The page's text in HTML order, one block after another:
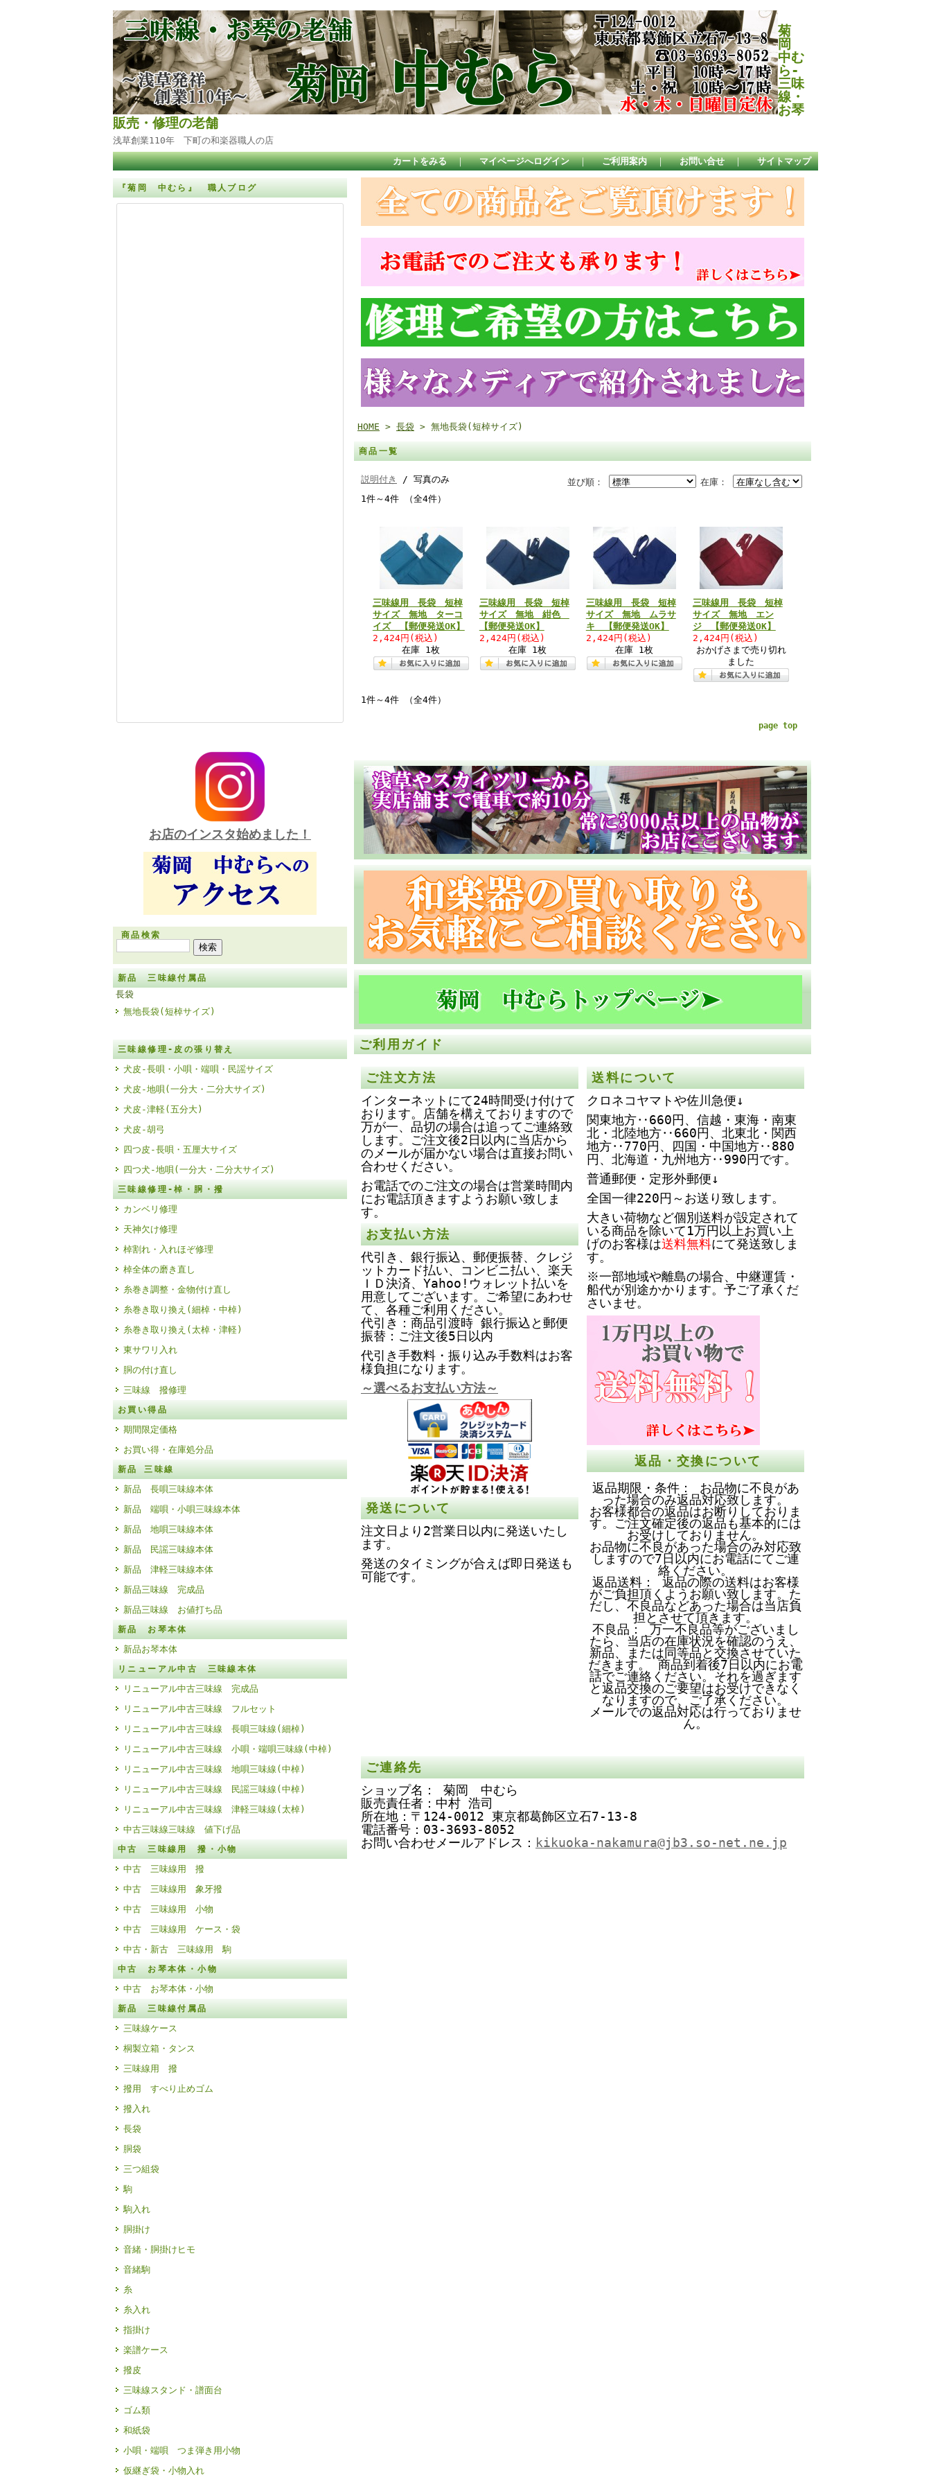
菊
岡
中む
ら-
三味
線・
お琴
販売・修理の老舗
浅草創業110年 下町の和楽器職人の店
カートをみる ｜ マイページへログイン ｜ ご利用案内 ｜ お問い合せ ｜ サイトマップ
『菊岡 中むら』 職人ブログ
お店のインスタ始めました！
商品検索
新品 三味線付属品
長袋
無地長袋(短棹サイズ)
三味線修理-皮の張り替え
犬皮-長唄・小唄・端唄・民謡サイズ
犬皮-地唄(一分大・二分大サイズ)
犬皮-津軽(五分大)
犬皮-胡弓
四つ皮-長唄・五厘大サイズ
四つ犬-地唄(一分大・二分大サイズ)
三味線修理-棹・胴・撥
カンベリ修理
天神欠け修理
棹割れ・入れほぞ修理
棹全体の磨き直し
糸巻き調整・金物付け直し
糸巻き取り換え(細棹・中棹)
糸巻き取り換え(太棹・津軽)
東サワリ入れ
胴の付け直し
三味線 撥修理
お買い得品
期間限定価格
お買い得・在庫処分品
新品 三味線
新品 長唄三味線本体
新品 端唄・小唄三味線本体
新品 地唄三味線本体
新品 民謡三味線本体
新品 津軽三味線本体
新品三味線 完成品
新品三味線 お値打ち品
新品 お琴本体
新品お琴本体
リニューアル中古 三味線本体
リニューアル中古三味線 完成品
リニューアル中古三味線 フルセット
リニューアル中古三味線 長唄三味線(細棹)
リニューアル中古三味線 小唄・端唄三味線(中棹)
リニューアル中古三味線 地唄三味線(中棹)
リニューアル中古三味線 民謡三味線(中棹)
リニューアル中古三味線 津軽三味線(太棹)
中古三味線三味線 値下げ品
中古 三味線用 撥・小物
中古 三味線用 撥
中古 三味線用 象牙撥
中古 三味線用 小物
中古 三味線用 ケース・袋
中古・新古 三味線用 駒
中古 お琴本体・小物
中古 お琴本体・小物
新品 三味線付属品
三味線ケース
桐製立箱・タンス
三味線用 撥
撥用 すべり止めゴム
撥入れ
長袋
胴袋
三つ組袋
駒
駒入れ
胴掛け
音緒・胴掛けヒモ
音緒駒
糸
糸入れ
指掛け
楽譜ケース
撥皮
三味線スタンド・譜面台
ゴム類
和紙袋
小唄・端唄 つま弾き用小物
仮継ぎ袋・小物入れ
HOME > 長袋 > 無地長袋(短棹サイズ)
商品一覧
在庫：
並び順：
説明付き
/ 写真のみ
1件～4件 （全4件）
三味線用 長袋 短棹
サイズ 無地 ターコ
イズ 【郵便発送OK】
2,424円 (税込)
在庫 1枚
三味線用 長袋 短棹
サイズ 無地 紺色
【郵便発送OK】
2,424円 (税込)
在庫 1枚
三味線用 長袋 短棹
サイズ 無地 ムラサ
キ 【郵便発送OK】
2,424円 (税込)
在庫 1枚
三味線用 長袋 短棹
サイズ 無地 エン
ジ 【郵便発送OK】
2,424円 (税込)
おかげさまで売り切れ
ました
1件～4件 （全4件）
page top
ご利用ガイド
ご注文方法
インターネットにて24時間受け付けて
おります。店舗を構えておりますので
万が一、品切の場合は追ってご連絡致
します。ご注文後2日以内に当店から
のメールが届かない場合は直接お問い
合わせください。
お電話でのご注文の場合は営業時間内
にお電話頂きますようお願い致しま
す。
お支払い方法
代引き、銀行振込、郵便振替、クレジ
ットカード払い、コンビニ払い、楽天
ＩＤ決済、Yahoo!ウォレット払いを
用意してございます。ご希望にあわせ
て、各種ご利用ください。
代引き：商品引渡時 銀行振込と郵便
振替：ご注文後5日以内
代引き手数料・振り込み手数料はお客
様負担になります。
～選べるお支払い方法～
発送について
注文日より2営業日以内に発送いたし
ます。
発送のタイミングが合えば即日発送も
可能です。
送料について
クロネコヤマトや佐川急便↓
関東地方‥660円、信越・東海・南東
北・北陸地方‥660円、北東北・関西
地方‥770円、四国・中国地方‥880
円、北海道・九州地方‥990円です。
普通郵便・定形外郵便↓
全国一律220円～お送り致します。
大きい荷物など個別送料が設定されて
いる商品を除いて1万円以上お買い上
げのお客様は送料無料にて発送致しま
す。
※一部地域や離島の場合、中継運賃・
船代が別途かかります。予ご了承くだ
さいませ。
返品・交換について
返品期限・条件： お品物に不良があ
った場合のみ返品対応致します。
お客様都合の返品はお断りしておりま
す。ご注文確定後の返品も基本的には
お受けしておりません。
お品物に不良があった場合のみ対応致
しますので7日以内にお電話にてご連
絡ください。
返品送料： 返品の際の送料はお客様
がご負担頂くようお願い致します。た
だし、不良品などあった場合は当店負
担とさせて頂きます。
不良品： 万一不良品等がございまし
たら、当店の在庫状況を確認のうえ、
新品、または同等品と交換させていた
だきます。 商品到着後7日以内にお電
話でご連絡ください。それを過ぎます
と返品交換のご要望はお受けできなく
なりますので、ご了承ください。
メールでの返品対応は行っておりませ
ん。
ご連絡先
ショップ名： 菊岡 中むら
販売責任者：中村 浩司
所在地：〒124-0012 東京都葛飾区立石7-13-8
電話番号：03-3693-8052
お問い合わせメールアドレス： kikuoka-nakamura@jb3.so-net.ne.jp